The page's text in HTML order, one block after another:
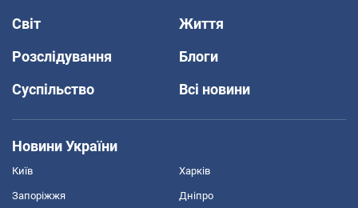
Світ
Життя
Розслідування
Блоги
Суспільство
Всі новини
Новини України
Київ Харків
Запоріжжя Дніпро